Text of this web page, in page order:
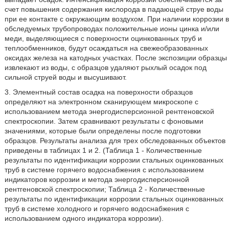
счет повышения содержания кислорода в падающей струе воды
при ее контакте с окружающим воздухом. При наличии коррозии в
обследуемых трубопроводах положительные ионы цинка и/или
меди, выделяющиеся с поверхности оцинкованных труб и
теплообменников, будут осаждаться на свежеобразованных
оксидах железа на катодных участках. После экспозиции образцы
извлекают из воды, с образцов удаляют рыхлый осадок под
сильной струей воды и высушивают.
3. Элементный состав осадка на поверхности образцов
определяют на электронном сканирующем микроскопе с
использованием метода энергодисперсионной рентгеновской
спектроскопии. Затем сравнивают результаты с фоновыми
значениями, которые были определены после подготовки
образцов. Результаты анализа для трех обследованных объектов
приведены в таблицах 1 и 2. (Таблица 1 - Количественные
результаты по идентификации коррозии стальных оцинкованных
труб в системе горячего водоснабжения с использованием
индикаторов коррозии и метода энергодисперсионной
рентгеновской спектроскопии; Таблица 2 - Количественные
результаты по идентификации коррозии стальных оцинкованных
труб в системе холодного и горячего водоснабжения с
использованием одного индикатора коррозии).